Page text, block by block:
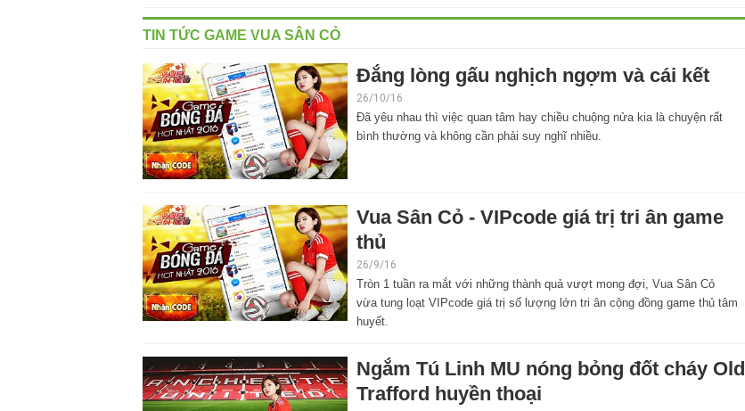
TIN TỨC GAME VUA SÂN CỎ
Đắng lòng gấu nghịch ngợm và cái kết
26/10/16
Đã yêu nhau thì việc quan tâm hay chiều chuộng nửa kia là chuyện rất
bình thường và không cần phải suy nghĩ nhiều.
Vua Sân Cỏ - VIPcode giá trị tri ân game
thủ
26/9/16
Tròn 1 tuần ra mắt với những thành quả vượt mong đợi, Vua Sân Cỏ
vừa tung loạt VIPcode giá trị số lượng lớn tri ân cộng đồng game thủ tâm
huyết.
Ngắm Tú Linh MU nóng bỏng đốt cháy Old
Trafford huyền thoại